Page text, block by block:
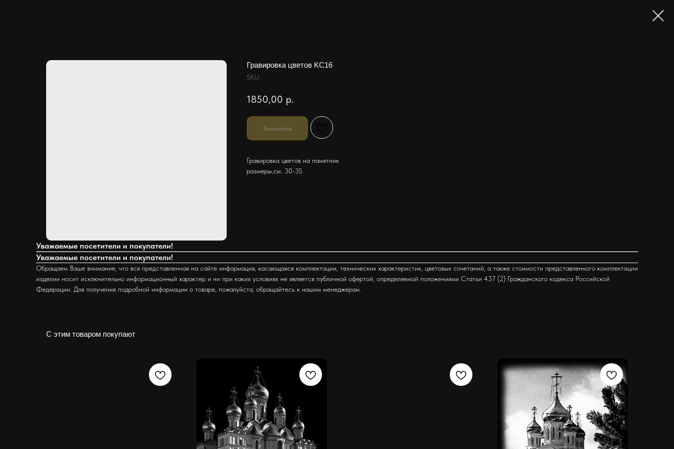
Гравировка цветов KC16
SKU:
1850,00 р.
Заказать
Гравировка цветов на памятник
размеры,см: 30-35
Уважаемые посетители и покупатели!
Уважаемые посетители и покупатели!
Обращаем Ваше внимание, что вся представленная на сайте информация, касающаяся комплектации, технических характеристик, цветовых сочетаний, а также стоимости представленного комплектации
изделии носит исключительно информационный характер и ни при каких условиях не является публичной офертой, определяемой положениями Статьи 437 (2) Гражданского кодекса Российской
Федерации. Для получения подробной информации о товаре, пожалуйста, обращайтесь к нашим менеджерам.
С этим товаром покупают